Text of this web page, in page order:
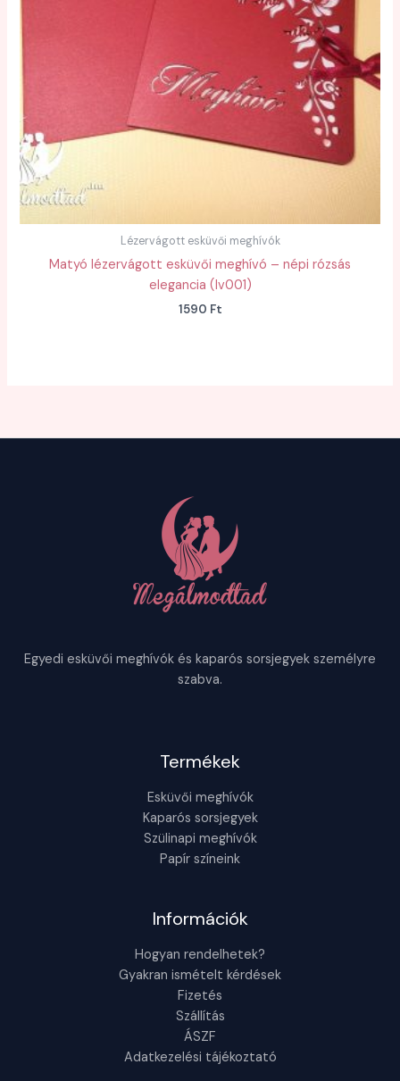
Lézervágott esküvői meghívók
Matyó lézervágott esküvői meghívó – népi rózsás
elegancia (lv001)
1590 Ft
Egyedi esküvői meghívók és kaparós sorsjegyek személyre
szabva.
Termékek
Esküvői meghívók
Kaparós sorsjegyek
Szülinapi meghívók
Papír színeink
Információk
Hogyan rendelhetek?
Gyakran ismételt kérdések
Fizetés
Szállítás
ÁSZF
Adatkezelési tájékoztató